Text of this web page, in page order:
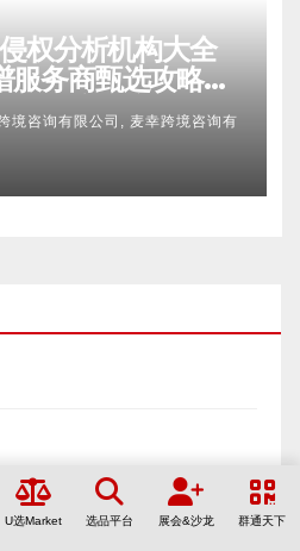
权分析机构大全
服务商甄选攻略、
机构实力详解
境咨询有限公司, 麦幸跨境咨询有
U选Market 选品平台 展会&沙龙 群通天下